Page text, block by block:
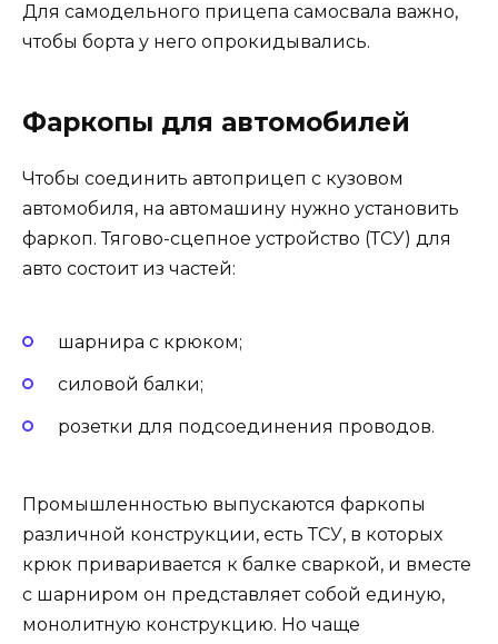
Для самодельного прицепа самосвала важно,
чтобы борта у него опрокидывались.
Фаркопы для автомобилей
Чтобы соединить автоприцеп с кузовом
автомобиля, на автомашину нужно установить
фаркоп. Тягово-сцепное устройство (ТСУ) для
авто состоит из частей:
шарнира с крюком;
силовой балки;
розетки для подсоединения проводов.
Промышленностью выпускаются фаркопы
различной конструкции, есть ТСУ, в которых
крюк приваривается к балке сваркой, и вместе
с шарниром он представляет собой единую,
монолитную конструкцию. Но чаще